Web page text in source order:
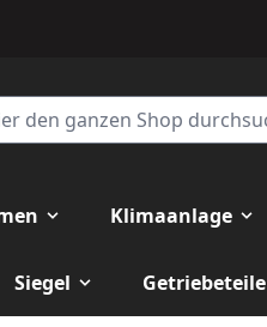
Klimaanlage
Siegel Getriebeteile